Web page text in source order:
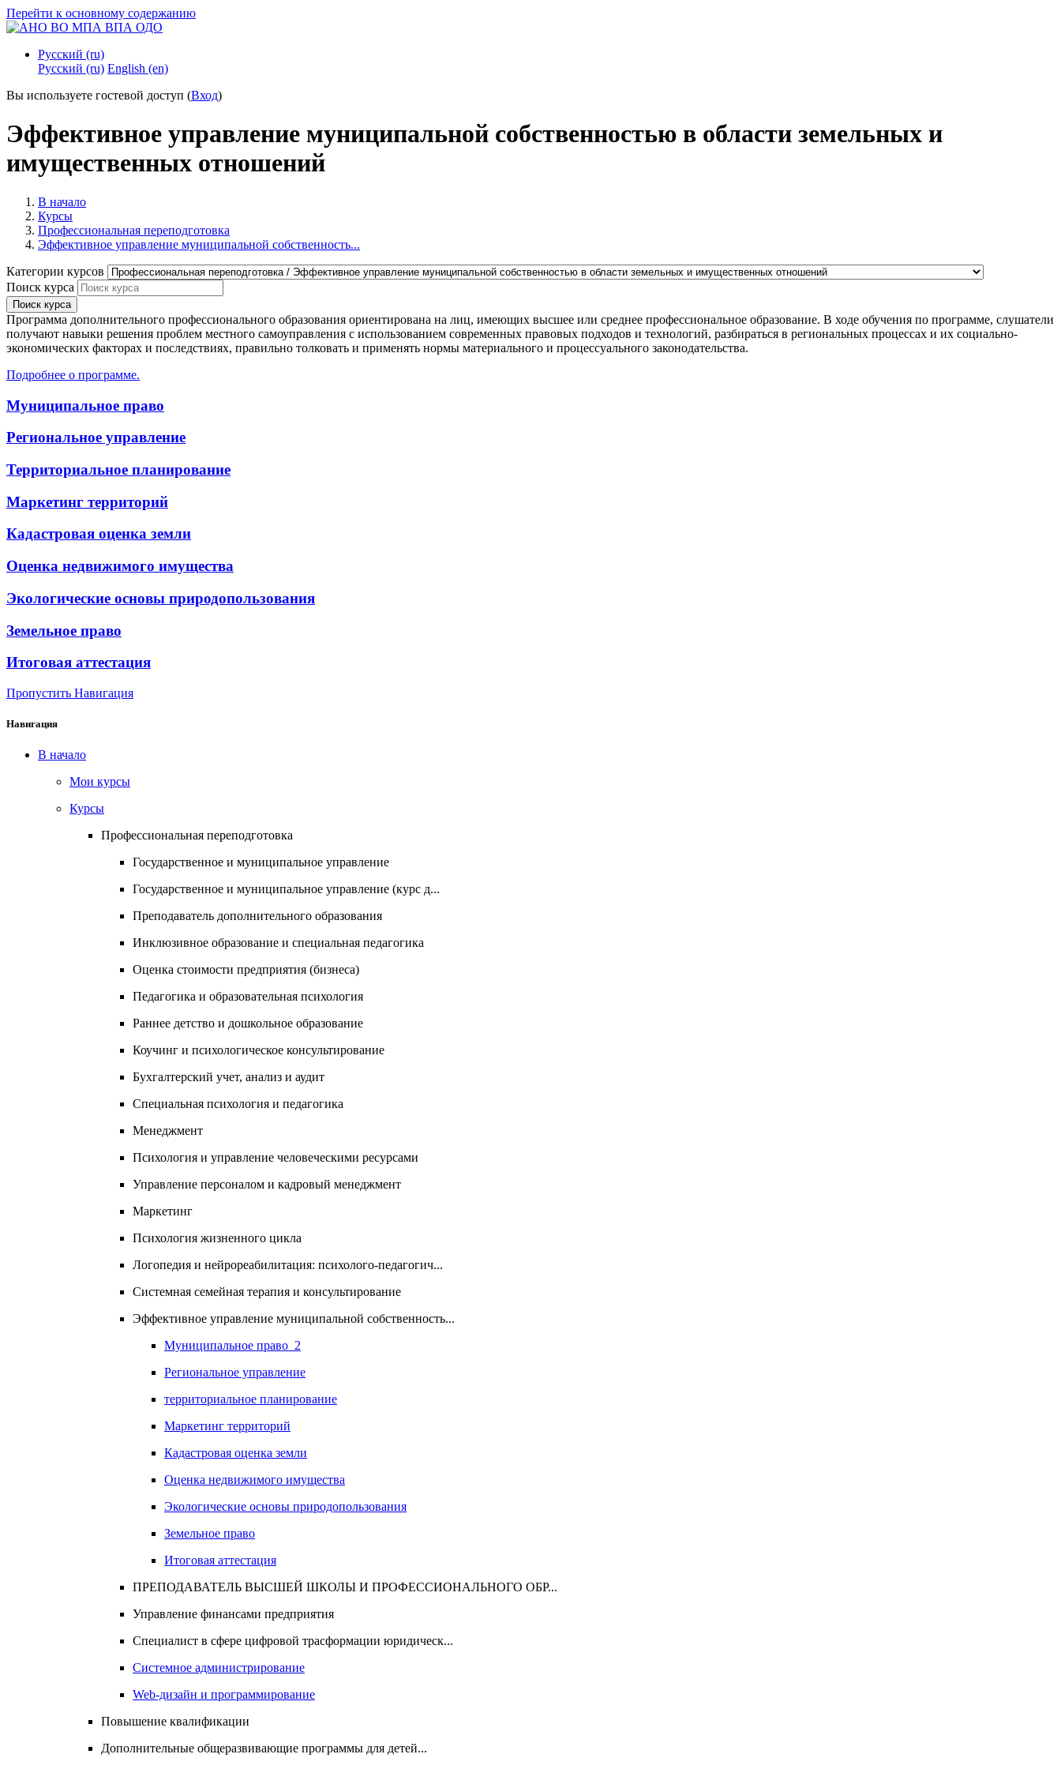
Перейти к основному содержанию
Русский ‎(ru)‎
Русский ‎(ru)‎ English ‎(en)‎
Вы используете гостевой доступ (Вход)
Эффективное управление муниципальной собственностью в области земельных и
имущественных отношений
В начало
Курсы
Профессиональная переподготовка
Эффективное управление муниципальной собственность...
Категории курсов
Поиск курса
Поиск курса
Программа дополнительного профессионального образования ориентирована на лиц, имеющих высшее или среднее профессиональное образование. В ходе обучения по программе, слушатели
получают навыки решения проблем местного самоуправления с использованием современных правовых подходов и технологий, разбираться в региональных процессах и их социально-
экономических факторах и последствиях, правильно толковать и применять нормы материального и процессуального законодательства.
Подробнее о программе.
Муниципальное право
Региональное управление
Территориальное планирование
Маркетинг территорий
Кадастровая оценка земли
Оценка недвижимого имущества
Экологические основы природопользования
Земельное право
Итоговая аттестация
Пропустить Навигация
Навигация
В начало
Мои курсы
Курсы
Профессиональная переподготовка
Государственное и муниципальное управление
Государственное и муниципальное управление (курс д...
Преподаватель дополнительного образования
Инклюзивное образование и специальная педагогика
Оценка стоимости предприятия (бизнеса)
Педагогика и образовательная психология
Раннее детство и дошкольное образование
Коучинг и психологическое консультирование
Бухгалтерский учет, анализ и аудит
Специальная психология и педагогика
Менеджмент
Психология и управление человеческими ресурсами
Управление персоналом и кадровый менеджмент
Маркетинг
Психология жизненного цикла
Логопедия и нейрореабилитация: психолого-педагогич...
Системная семейная терапия и консультирование
Эффективное управление муниципальной собственность...
Муниципальное право_2
Региональное управление
территориальное планирование
Маркетинг территорий
Кадастровая оценка земли
Оценка недвижимого имущества
Экологические основы природопользования
Земельное право
Итоговая аттестация
ПРЕПОДАВАТЕЛЬ ВЫСШЕЙ ШКОЛЫ И ПРОФЕССИОНАЛЬНОГО ОБР...
Управление финансами предприятия
Специалист в сфере цифровой трасформации юридическ...
Системное администрирование
Web-дизайн и программирование
Повышение квалификации
Дополнительные общеразвивающие программы для детей...